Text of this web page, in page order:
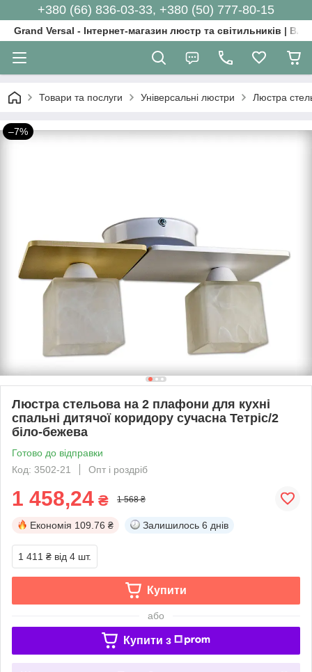
+380 (66) 836-03-33, +380 (50) 777-80-15
Grand Versal - Інтернет-магазин люстр та світильників |
Товари та послуги Універсальні люстри Люстра
–7%
Люстра стельова на 2 плафони для кухні
спальні дитячої коридору сучасна Тетріс/2
біло-бежева
Готово до відправки
Код: 3502-21
Опт і роздріб
1 458,24 ₴ 1 568 ₴
Економія 109.76 ₴ Залишилось 6 днів
1 411 ₴ від 4 шт.
Купити
або
Купити з